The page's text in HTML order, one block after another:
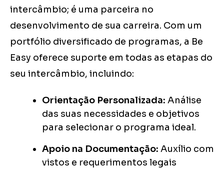
intercâmbio; é uma parceira no
desenvolvimento de sua carreira. Com um
portfólio diversificado de programas, a Be
Easy oferece suporte em todas as etapas do
seu intercâmbio, incluindo:
Orientação Personalizada: Análise
das suas necessidades e objetivos
para selecionar o programa ideal.
Apoio na Documentação: Auxílio com
vistos e requerimentos legais